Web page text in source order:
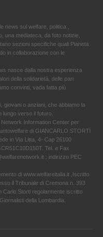
news sul welfare, politica ,
una mediateca, da foto notizie,
sezioni specifiche quali Pianeta
in collaborazione con le
nasce dalla nostra esperienza
della solidarietà, delle pari
convinti, vada fatta più
giovani o anziani, che abbiamo la
lungo verso il futuro.
Information Center per
di GIANCARLO STORTI
in Via Litta, 4- Cap 26100
Tel. e Fax
; indirizzo PEC
di www.welfareitalia.it ,Iscritto
il Tribunale di Cremona n. 393
Carlo Storti regolarmente iscritto
della Lombardia.